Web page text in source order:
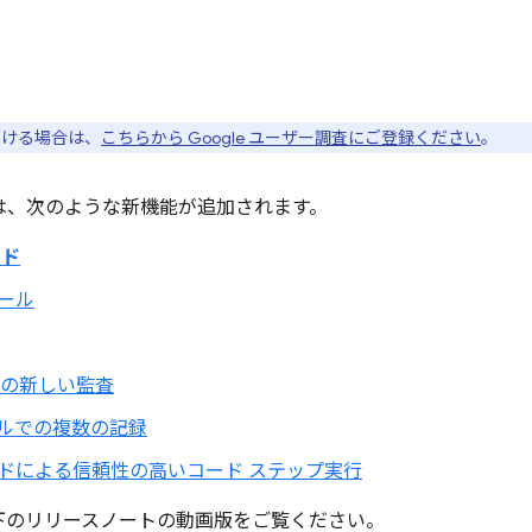
る場合は、 こちらから Google ユーザー調査にご登録ください。
次のような新機能が追加されます。
ル
新しい監査
での複数の記録
による信頼性の高いコード ステップ実行
リリースノートの動画版をご覧ください。